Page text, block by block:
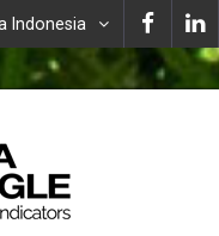
Indonesia